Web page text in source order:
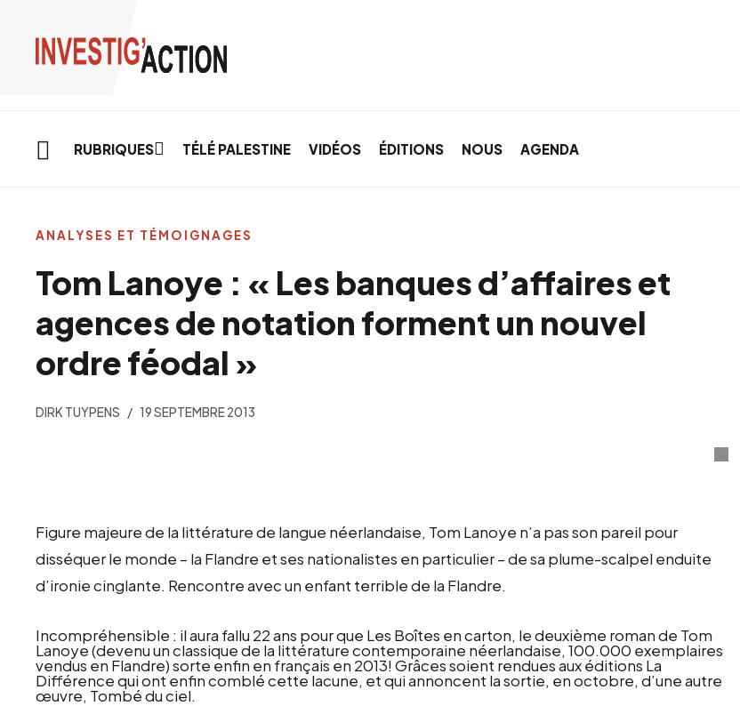
RUBRIQUES TÉLÉ PALESTINE VIDÉOS ÉDITIONS NOUS AGENDA
Tom Lanoye : « Les banques d’affaires et
agences de notation forment un nouvel
ordre féodal »
DIRK TUYPENS 19 SEPTEMBRE 2013
Figure majeure de la littérature de langue néerlandaise, Tom Lanoye n’a pas son pareil pour
disséquer le monde – la Flandre et ses nationalistes en particulier – de sa plume-scalpel enduite
d’ironie cinglante. Rencontre avec un enfant terrible de la Flandre.
Incompréhensible : il aura fallu 22 ans pour que Les Boîtes en carton, le deuxième roman de Tom
Lanoye (devenu un classique de la littérature contemporaine néerlandaise, 100.000 exemplaires
vendus en Flandre) sorte enfin en français en 2013! Grâces soient rendues aux éditions La
Différence qui ont enfin comblé cette lacune, et qui annoncent la sortie, en octobre, d’une autre
œuvre, Tombé du ciel.
ANALYSES ET TÉMOIGNAGES